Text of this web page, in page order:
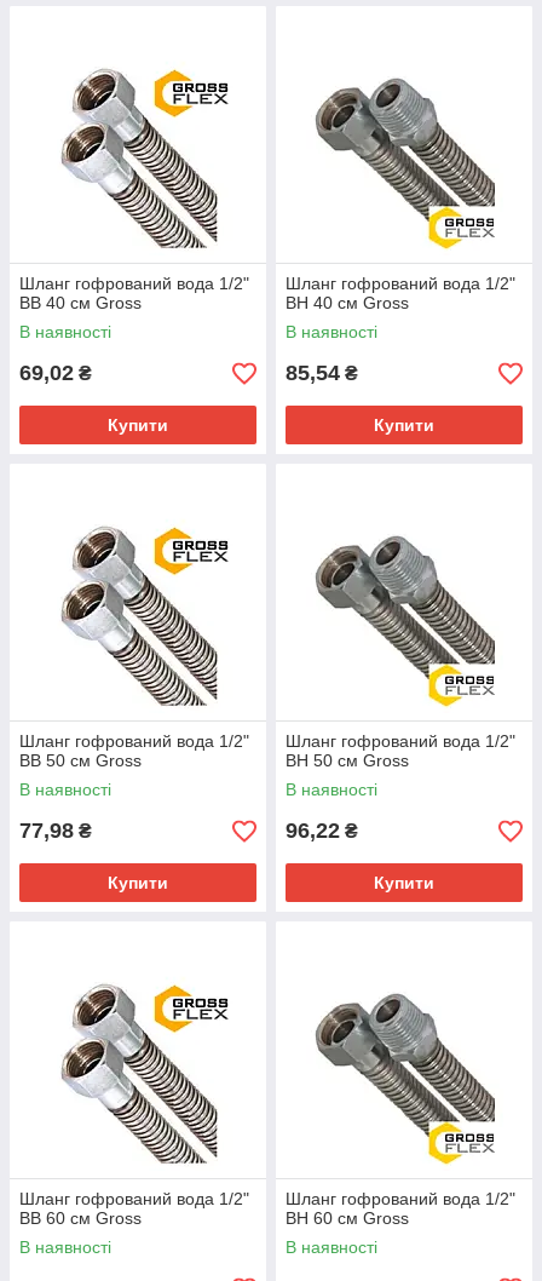
Шланг гофрований вода 1/2"
ВВ 40 см Gross
В наявності
69,02 ₴
Купити
Шланг гофрований вода 1/2"
ВН 40 см Gross
В наявності
85,54 ₴
Купити
Шланг гофрований вода 1/2"
ВВ 50 см Gross
В наявності
77,98 ₴
Купити
Шланг гофрований вода 1/2"
ВН 50 см Gross
В наявності
96,22 ₴
Купити
Шланг гофрований вода 1/2"
ВВ 60 см Gross
В наявності
Шланг гофрований вода 1/2"
ВН 60 см Gross
В наявності